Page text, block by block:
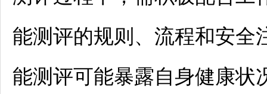
能测评的规则、流程和安全
能测评可能暴露自身健康状